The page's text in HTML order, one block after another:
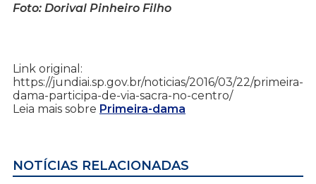
Foto: Dorival Pinheiro Filho
Link original:
https://jundiai.sp.gov.br/noticias/2016/03/22/primeira-
dama-participa-de-via-sacra-no-centro/
Leia mais sobre Primeira-dama
NOTÍCIAS RELACIONADAS